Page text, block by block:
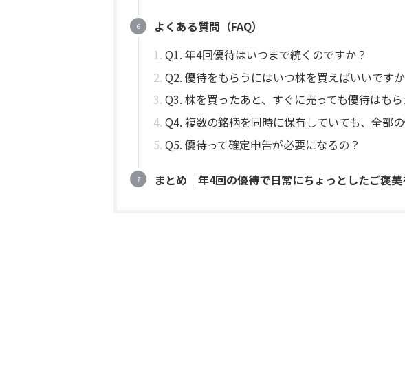
よくある質問（FAQ）
Q1. 年4回優待はいつまで続くのですか？
Q2. 優待をもらうにはいつ株を買えばいいです
Q3. 株を買ったあと、すぐに売っても優待はも
Q4. 複数の銘柄を同時に保有していても、全部
Q5. 優待って確定申告が必要になるの？
まとめ｜年4回の優待で日常にちょっとしたご褒美